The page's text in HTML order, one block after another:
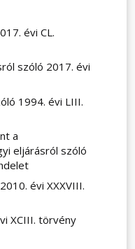
évi CL.
szóló 2017. évi
1994. évi LIII.
a
eljárásról szóló
évi XXXVIII.
XCIII. törvény